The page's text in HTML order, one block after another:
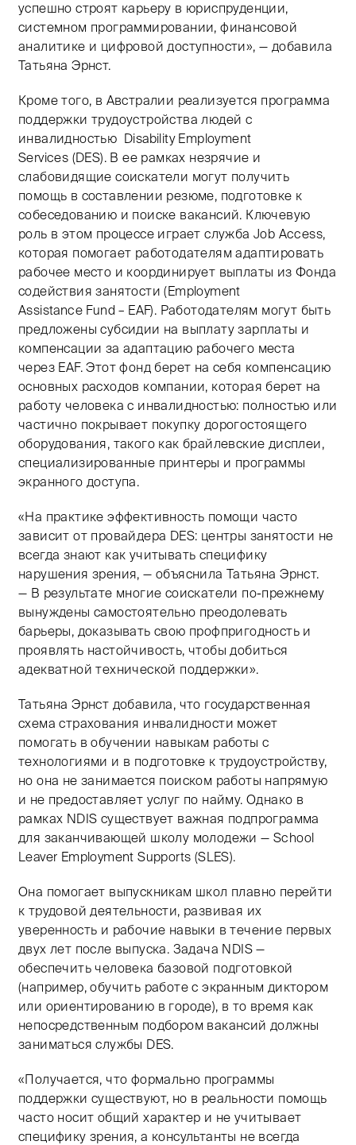
успешно строят карьеру в юриспруденции,
системном программировании, финансовой
аналитике и цифровой доступности», — добавила
Татьяна Эрнст.
Кроме того, в Австралии реализуется программа
поддержки трудоустройства людей с
инвалидностью Disability Employment
Services (DES). В ее рамках незрячие и
слабовидящие соискатели могут получить
помощь в составлении резюме, подготовке к
собеседованию и поиске вакансий. Ключевую
роль в этом процессе играет служба Job Access,
которая помогает работодателям адаптировать
рабочее место и координирует выплаты из Фонда
содействия занятости (Employment
Assistance Fund – EAF). Работодателям могут быть
предложены субсидии на выплату зарплаты и
компенсации за адаптацию рабочего места
через EAF. Этот фонд берет на себя компенсацию
основных расходов компании, которая берет на
работу человека с инвалидностью: полностью или
частично покрывает покупку дорогостоящего
оборудования, такого как брайлевские дисплеи,
специализированные принтеры и программы
экранного доступа.
«На практике эффективность помощи часто
зависит от провайдера DES: центры занятости не
всегда знают как учитывать специфику
нарушения зрения, — объяснила Татьяна Эрнст.
— В результате многие соискатели по-прежнему
вынуждены самостоятельно преодолевать
барьеры, доказывать свою профпригодность и
проявлять настойчивость, чтобы добиться
адекватной технической поддержки».
Татьяна Эрнст добавила, что государственная
схема страхования инвалидности может
помогать в обучении навыкам работы с
технологиями и в подготовке к трудоустройству,
но она не занимается поиском работы напрямую
и не предоставляет услуг по найму. Однако в
рамках NDIS существует важная подпрограмма
для заканчивающей школу молодежи — School
Leaver Employment Supports (SLES).
Она помогает выпускникам школ плавно перейти
к трудовой деятельности, развивая их
уверенность и рабочие навыки в течение первых
двух лет после выпуска. Задача NDIS —
обеспечить человека базовой подготовкой
(например, обучить работе с экранным диктором
или ориентированию в городе), в то время как
непосредственным подбором вакансий должны
заниматься службы DES.
«Получается, что формально программы
поддержки существуют, но в реальности помощь
часто носит общий характер и не учитывает
специфику зрения, а консультанты не всегда